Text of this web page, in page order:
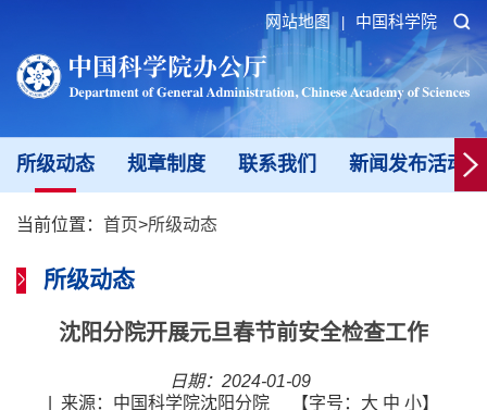
网站地图 中国科学院
所级动态 规章制度 联系我们 新闻发布活动
当前位置： 首页>所级动态
所级动态
沈阳分院开展元旦春节前安全检查工作
日期：2024-01-09
来源：中国科学院沈阳分院 【字号： 大 中 小】